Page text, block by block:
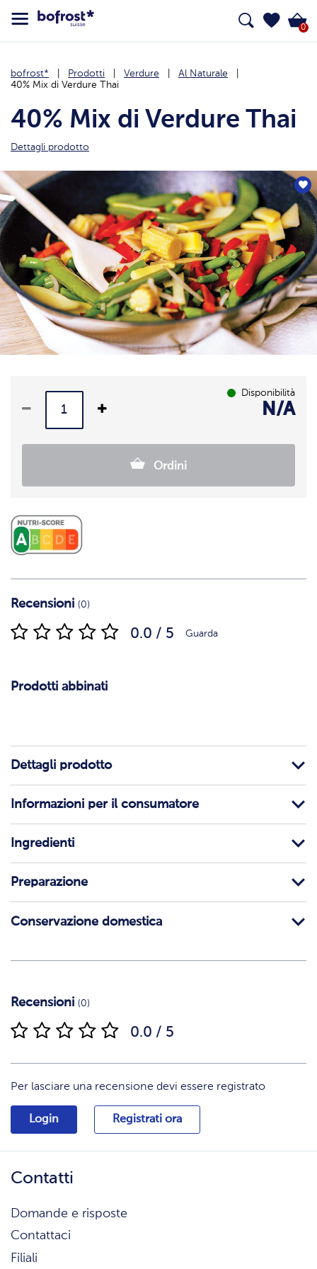
0
bofrost* Prodotti Verdure
Al Naturale
40% Mix di Verdure Thai
40% Mix di Verdure Thai
Dettagli prodotto
Disponibilità
N/A
Ordini
Recensioni (0)
0.0 / 5 Guarda
Prodotti abbinati
Dettagli prodotto
Informazioni per il consumatore
Ingredienti
Preparazione
Conservazione domestica
Recensioni (0)
0.0 / 5
Per lasciare una recensione devi essere registrato
Login Registrati ora
Contatti
Domande e risposte
Contattaci
Filiali